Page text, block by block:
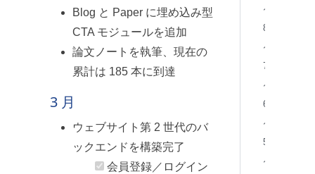
Blog と Paper に埋め込み型
CTA モジュールを追加
論文ノートを執筆、現在の
累計は 185 本に到達
3 月
ウェブサイト第 2 世代のバ
ックエンドを構築完了
会員登録／ログイン
月
8
月
7
月
6
月
5
月